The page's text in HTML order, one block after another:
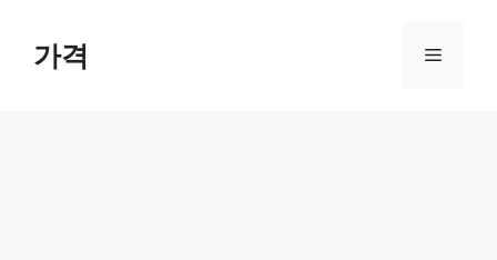
가격 메